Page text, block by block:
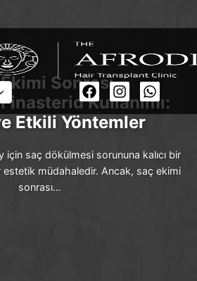
Sonrası
Kullanımı:
Etkili Yöntemler
için saç dökülmesi sorununa kalıcı bir
müdahaledir. Ancak, saç ekimi
sonrası…